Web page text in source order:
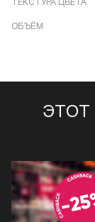
ТЕКСТУРА ЦВЕТА
ОБЪЁМ
ЭТОТ